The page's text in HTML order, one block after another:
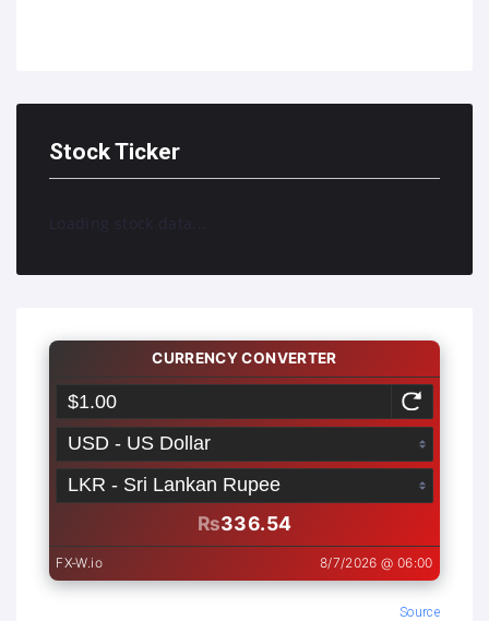
Stock Ticker
Loading stock data...
Source